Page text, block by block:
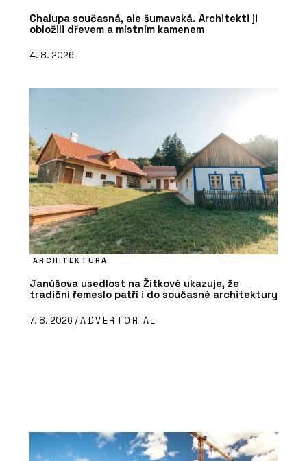
Chalupa současná, ale šumavská. Architekti ji
obložili dřevem a místním kamenem
4. 8. 2026
ARCHITEKTURA
Janúšova usedlost na Žítkové ukazuje, že
tradiční řemeslo patří i do současné architektury
7. 8. 2026 /ADVERTORIAL